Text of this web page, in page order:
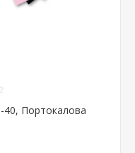
40, Портокалова